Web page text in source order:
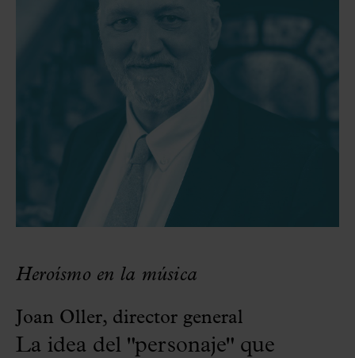
Heroísmo en la música
Joan Oller, director general
La idea del "personaje" que